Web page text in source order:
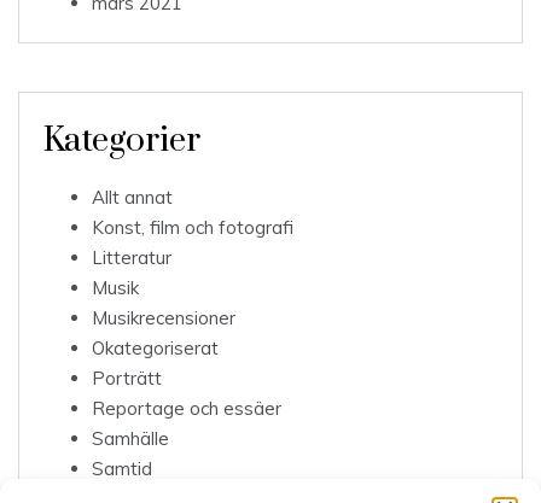
Kategorier
Allt annat
Konst, film och fotografi
Litteratur
Musik
Musikrecensioner
Okategoriserat
Porträtt
Reportage och essäer
Samhälle
Samtid